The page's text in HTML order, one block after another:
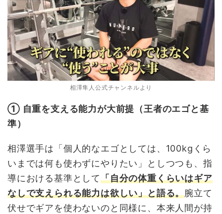
相澤隼人公式チャンネルより
① 自重を支える能力が大前提（王者のエゴと基
準）
相澤選手は「個人的なエゴとしては、100kgくら
いまでは何も使わずにやりたい」としつつも、指
導における基準として「自分の体重くらいはギア
なしで支えられる能力は欲しい」と語る。腕立て
伏せでギアを使わないのと同様に、本来人間が持